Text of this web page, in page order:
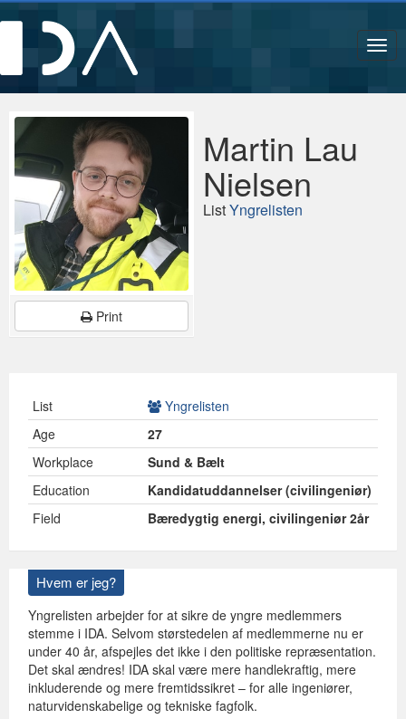
Print
Martin Lau
Nielsen
ListYngrelisten
List
Yngrelisten
Age
27
Workplace
Sund & Bælt
Education
Kandidatuddannelser (civilingeniør)
Field
Bæredygtig energi, civilingeniør 2år
Hvem er jeg?
Yngrelisten arbejder for at sikre de yngre medlemmers
stemme i IDA. Selvom størstedelen af medlemmerne nu er
under 40 år, afspejles det ikke i den politiske repræsentation.
Det skal ændres! IDA skal være mere handlekraftig, mere
inkluderende og mere fremtidssikret – for alle ingeniører,
naturvidenskabelige og tekniske fagfolk.